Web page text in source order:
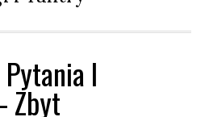
I
Zbyt